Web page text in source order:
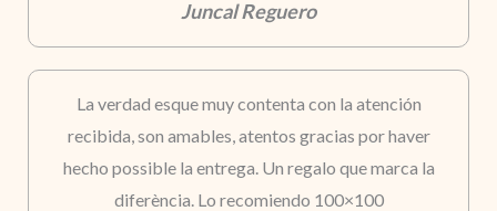
Juncal Reguero
La verdad esque muy contenta con la atención
recibida, son amables, atentos gracias por haver
hecho possible la entrega. Un regalo que marca la
diferència. Lo recomiendo 100×100